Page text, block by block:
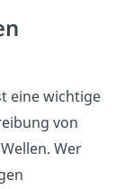
eine wichtige
von
Wer